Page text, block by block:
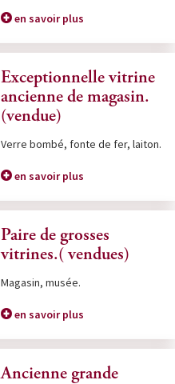
en savoir plus
Exceptionnelle vitrine
ancienne de magasin.
(vendue)
Verre bombé, fonte de fer, laiton.
en savoir plus
Paire de grosses
vitrines.( vendues)
Magasin, musée.
en savoir plus
Ancienne grande